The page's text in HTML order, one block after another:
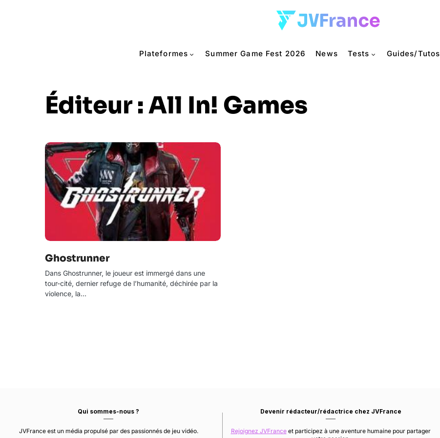
Plateformes Summer Game Fest 2026 News Tests Guides/Tutos
Éditeur :All In! Games
Ghostrunner
Dans Ghostrunner, le joueur est immergé dans une
tour-cité, dernier refuge de l’humanité, déchirée par la
violence, la…
Qui sommes-nous ?
JVFrance est un média propulsé par des passionnés de jeu vidéo.
Devenir rédacteur/rédactrice chez JVFrance
Rejoignez JVFranceet participez à une aventure humaine pour partager